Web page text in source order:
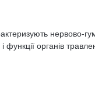
нервово-
функції органів